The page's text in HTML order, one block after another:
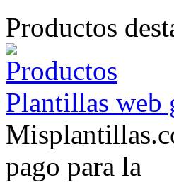
Productos
Plantillas web
pago para la